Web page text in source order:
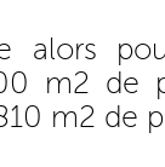
alors
m2 de
m2 de